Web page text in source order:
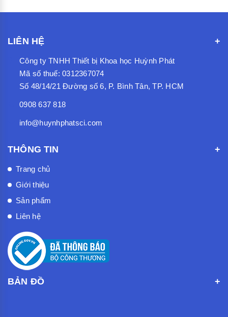
LIÊN HỆ
Công ty TNHH Thiết bị Khoa học Huỳnh Phát
Mã số thuế: 0312367074
Số 48/14/21 Đường số 6, P. Bình Tân, TP. HCM
0908 637 818
info@huynhphatsci.com
THÔNG TIN
Trang chủ
Giới thiệu
Sản phẩm
Liên hệ
BẢN ĐỒ